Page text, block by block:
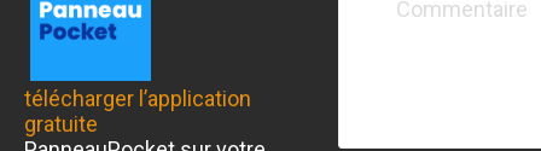
télécharger l’application
gratuite